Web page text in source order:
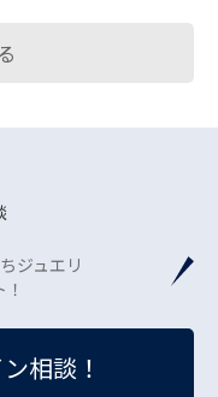
ジュエリ
相談！